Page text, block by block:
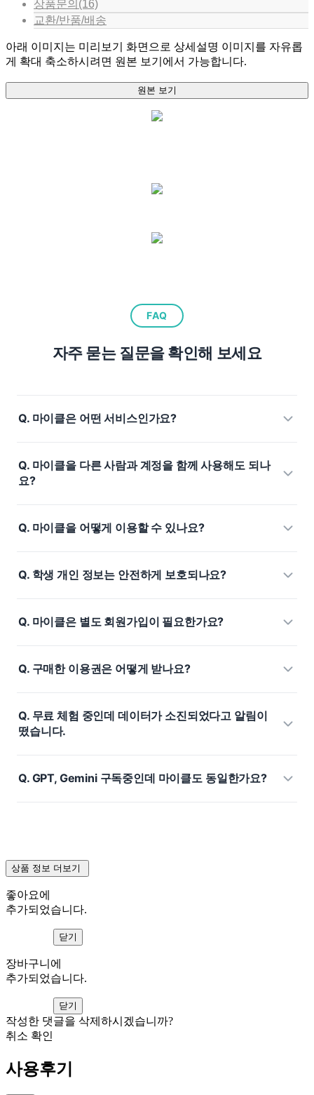
상품문의(16)
교환/반품/배송
아래 이미지는 미리보기 화면으로 상세설명 이미지를 자유롭
게 확대 축소하시려면 원본 보기에서 가능합니다.
원본 보기
FAQ
자주 묻는 질문을 확인해 보세요
마이클은 어떤 서비스인가요?
마이클을 다른 사람과 계정을 함께 사용해도 되나
요?
마이클을 어떻게 이용할 수 있나요?
학생 개인 정보는 안전하게 보호되나요?
마이클은 별도 회원가입이 필요한가요?
구매한 이용권은 어떻게 받나요?
무료 체험 중인데 데이터가 소진되었다고 알림이
떴습니다.
GPT, Gemini 구독중인데 마이클도 동일한가요?
상품 정보 더보기
좋아요에
추가되었습니다.
닫기
장바구니에
추가되었습니다.
닫기
작성한 댓글을 삭제하시겠습니까?
취소 확인
사용후기